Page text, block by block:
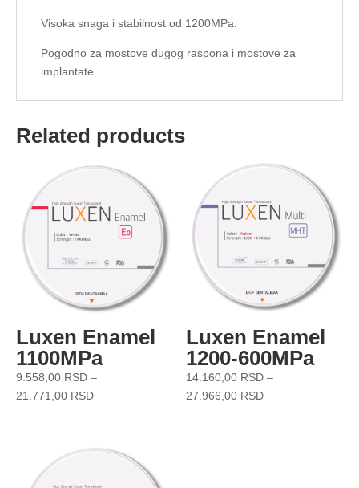
Visoka snaga i stabilnost od 1200MPa.
Pogodno za mostove dugog raspona i mostove za
implantate.
Related products
Luxen Enamel
1100MPa
9.558,00 RSD –
21.771,00 RSD
Luxen Enamel
1200-600MPa
14.160,00 RSD –
27.966,00 RSD